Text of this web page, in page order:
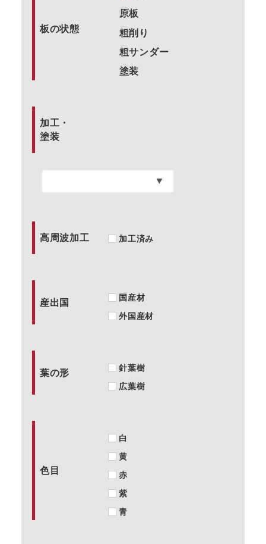
板の状態
原板
粗削り
粗サンダー
塗装
加工・
塗装
高周波加工 加工済み
産出国
国産材
外国産材
葉の形
針葉樹
広葉樹
色目
白
黄
赤
紫
青